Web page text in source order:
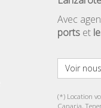
Avec
ports et
Voir
(*) Location
Canaria,